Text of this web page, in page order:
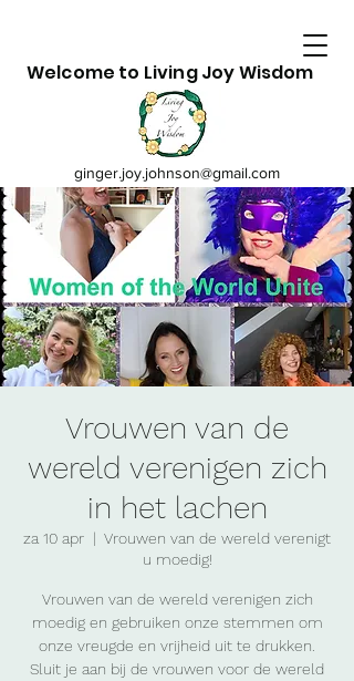
Welcome to Living Joy Wisdom
ginger.joy.johnson@gmail.com
Vrouwen van de
wereld verenigen zich
in het lachen
za 10 apr
  |
Vrouwen van de wereld verenigt
u moedig!
Vrouwen van de wereld verenigen zich
moedig en gebruiken onze stemmen om
onze vreugde en vrijheid uit te drukken.
Sluit je aan bij de vrouwen voor de wereld